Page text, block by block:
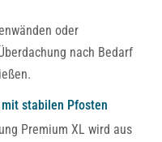
oder
nach Bedarf
stabilen Pfosten
Premium XL wird aus